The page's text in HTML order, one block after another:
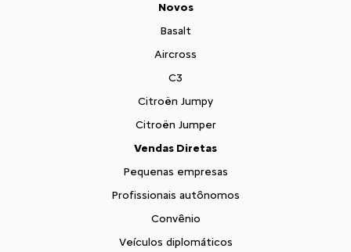
Novos
Basalt
Aircross
C3
Citroën Jumpy
Citroën Jumper
Vendas Diretas
Pequenas empresas
Profissionais autônomos
Convênio
Veículos diplomáticos